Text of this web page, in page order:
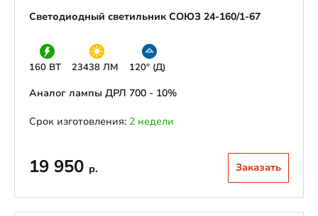
Светодиодный светильник СОЮЗ 24-160/1-67
160 ВТ 23438 ЛМ 120° (Д)
Аналог лампы ДРЛ 700 - 10%
Срок изготовления: 2 недели
19 950 р. Заказать